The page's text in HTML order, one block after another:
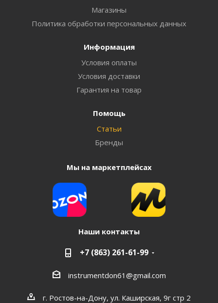
Магазины
Политика обработки персональных данных
Информация
Условия оплаты
Условия доставки
Гарантия на товар
Помощь
Статьи
Бренды
Мы на маркетплейсах
Наши контакты
+7 (863) 261-61-99
instrumentdon61@gmail.com
г. Ростов-на-Дону, ул. Каширская, 9г стр 2